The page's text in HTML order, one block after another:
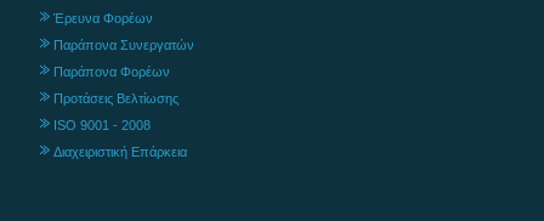
Έρευνα Φορέων
Παράπονα Συνεργατών
Παράπονα Φορέων
Προτάσεις Βελτίωσης
ISO 9001 - 2008
Διαχειριστική Επάρκεια